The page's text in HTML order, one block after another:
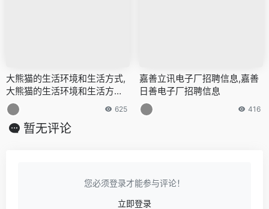
大熊猫的生活环境和生活方式,
大熊猫的生活环境和生活方式
外貌特征描写
625
嘉善立讯电子厂招聘信息,嘉善
日善电子厂招聘信息
416
暂无评论
您必须登录才能参与评论！
立即登录